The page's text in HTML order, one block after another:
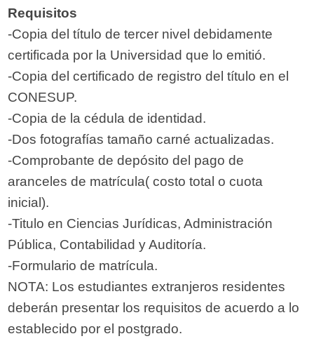
Requisitos
-Copia del título de tercer nivel debidamente
certificada por la Universidad que lo emitió.
-Copia del certificado de registro del título en el
CONESUP.
-Copia de la cédula de identidad.
-Dos fotografías tamaño carné actualizadas.
-Comprobante de depósito del pago de
aranceles de matrícula( costo total o cuota
inicial).
-Titulo en Ciencias Jurídicas, Administración
Pública, Contabilidad y Auditoría.
-Formulario de matrícula.
NOTA: Los estudiantes extranjeros residentes
deberán presentar los requisitos de acuerdo a lo
establecido por el postgrado.